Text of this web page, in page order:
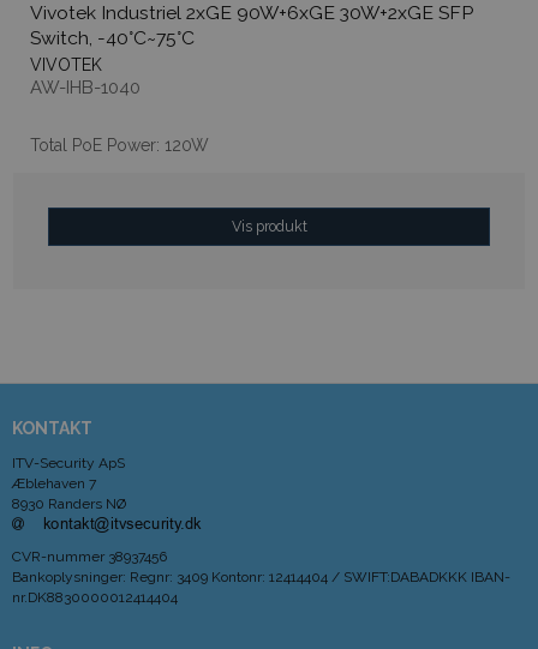
Vivotek Industriel 2xGE 90W+6xGE 30W+2xGE SFP
Switch, -40°C~75°C
VIVOTEK
AW-IHB-1040
Total PoE Power: 120W
Vis produkt
KONTAKT
ITV-Security ApS
Æblehaven 7
8930 Randers NØ
CVR-nummer 38937456
Bankoplysninger: Regnr: 3409 Kontonr: 12414404 / SWIFT:DABADKKK IBAN-
nr.DK8830000012414404